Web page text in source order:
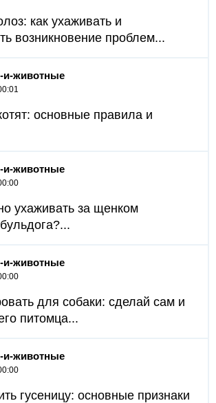
как ухаживать и
возникновение проблем...
животные
основные правила и
животные
ухаживать за щенком
животные
для собаки: сделай сам и
питомца...
животные
гусеницу: основные признаки